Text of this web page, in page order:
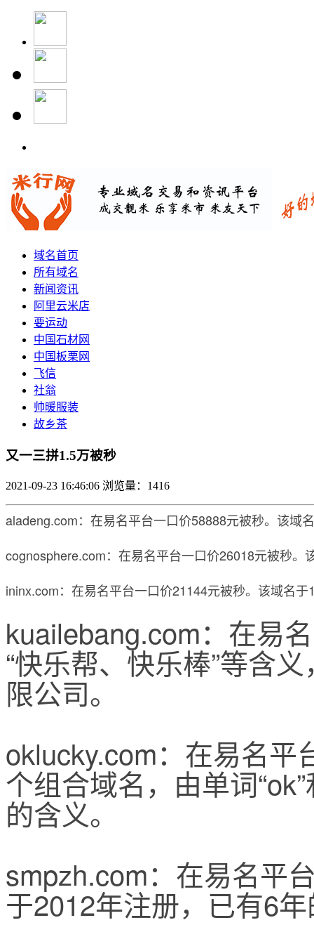
域名首页
所有域名
新闻资讯
阿里云米店
要运动
中国石材网
中国板栗网
飞信
社翁
帅暖服装
故乡茶
又一三拼1.5万被秒
2021-09-23 16:46:06 浏览量：1416
aladeng.com：在易名平台一口价58888元被秒。该域
cognosphere.com：在易名平台一口价26018元被秒。
ininx.com：在易名平台一口价21144元被秒。该域名于
kuailebang.com：在易
“快乐帮、快乐棒”等含
限公司。
oklucky.com：在易名平
个组合域名，由单词
的含义。
smpzh.com：在易名平
于2012年注册，已有6